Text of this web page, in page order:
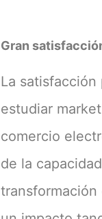
Gran
La satisfacción
estudiar
comercio
de la